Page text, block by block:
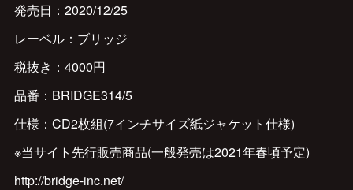
発売日：2020/12/25
レーベル：ブリッジ
税抜き：4000円
品番：BRIDGE314/5
仕様：CD2枚組(7インチサイズ紙ジャケット仕様)
※当サイト先行販売商品(一般発売は2021年春頃予定)
http://bridge-inc.net/